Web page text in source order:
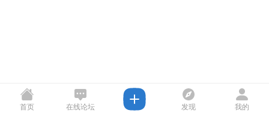
首页 在线论坛 发现 我的